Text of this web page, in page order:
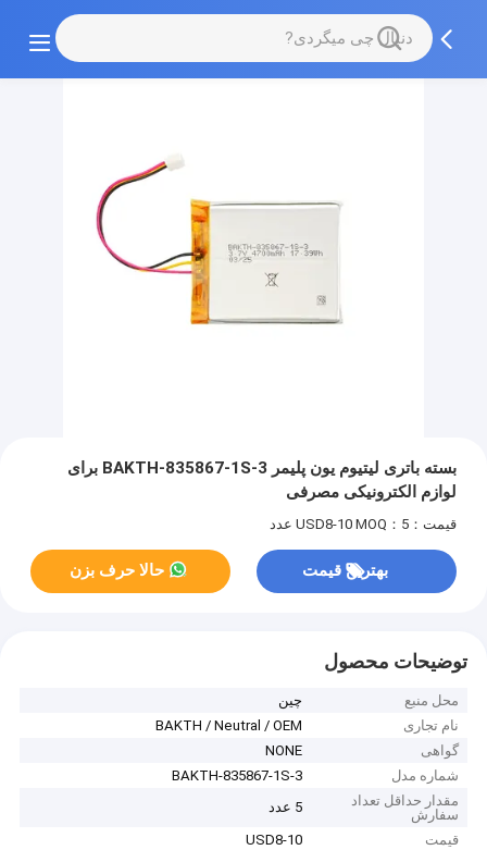
بسته باتری لیتیوم یون پلیمر BAKTH-835867-1S-3 برای
لوازم الکترونیکی مصرفی
قیمت：USD8-10 MOQ：5 عدد
بهترین قیمت حالا حرف بزن
توضیحات محصول
محل منبع
چین
نام تجاری
BAKTH / Neutral / OEM
گواهی
NONE
شماره مدل
BAKTH-835867-1S-3
مقدار حداقل تعداد
سفارش
5 عدد
قیمت
USD8-10